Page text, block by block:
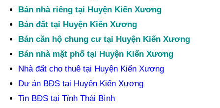
Bán nhà riêng tại Huyện Kiến Xương
Bán đất tại Huyện Kiến Xương
Bán căn hộ chung cư tại Huyện Kiến Xương
Bán nhà mặt phố tại Huyện Kiến Xương
Nhà đất cho thuê tại Huyện Kiến Xương
Dự án BĐS tại Huyện Kiến Xương
Tin BĐS tại Tỉnh Thái Bình